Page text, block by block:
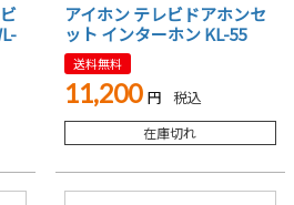
アイホン テレビドアホンセ
ット インターホン KL-55
送料無料
11,200 税込
在庫切れ